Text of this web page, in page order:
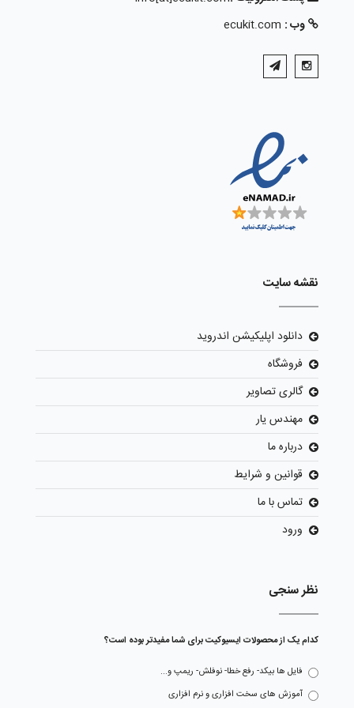
وب : ecukit.com
نقشه سایت
دانلود اپلیکیشن اندروید
فروشگاه
گالری تصاویر
مهندس یار
درباره ما
قوانین و شرایط
تماس با ما
ورود
نظر سنجی
کدام یک از محصولات ایسیوکیت برای شما مفیدتر بوده است؟
فایل ها بیکد- رفع خطا- نوفلش- ریمپ و...
آموزش های سخت افزاری و نرم افزاری